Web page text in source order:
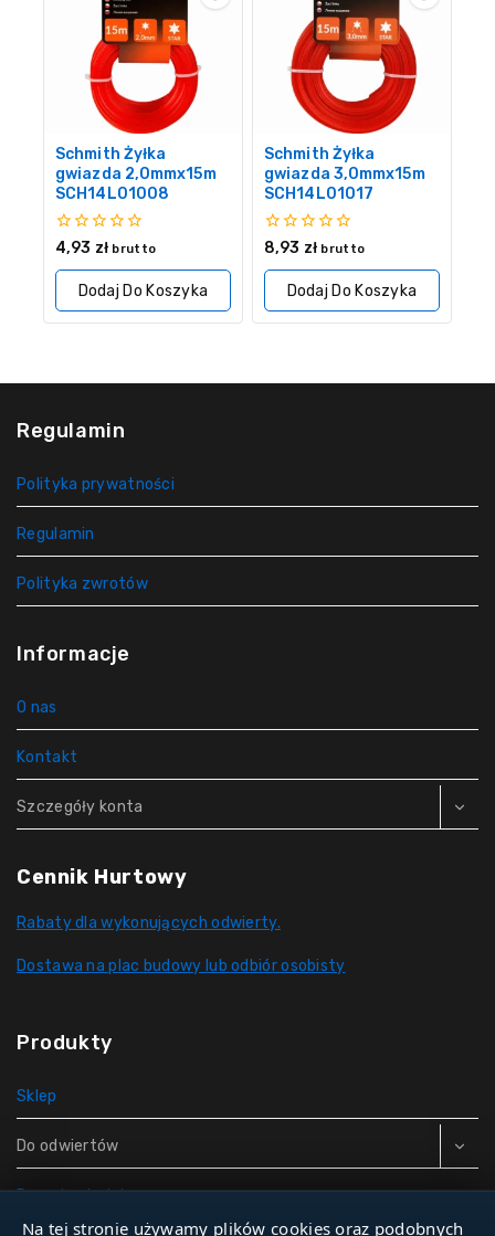
Schmith Żyłka
gwiazda 2,0mmx15m
SCH14L01008
0
5
4,93 zł brutto
Dodaj Do Koszyka
Schmith Żyłka
gwiazda 3,0mmx15m
SCH14L01017
0
5
8,93 zł brutto
Dodaj Do Koszyka
Regulamin
Polityka prywatności
Regulamin
Polityka zwrotów
Informacje
O nas
Kontakt
Szczegóły konta
Cennik Hurtowy
Rabaty dla wykonujących odwierty.
Dostawa na plac budowy lub odbiór osobisty
Produkty
Sklep
Do odwiertów
Rury do studni
Na tej stronie używamy plików cookies oraz podobnych